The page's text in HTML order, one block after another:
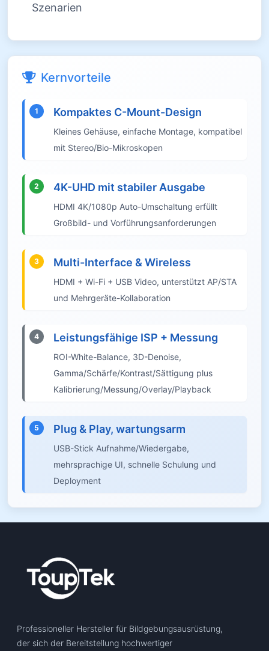
Szenarien
Kernvorteile
1 Kompaktes C-Mount-Design
Kleines Gehäuse, einfache Montage, kompatibel
mit Stereo/Bio-Mikroskopen
2 4K-UHD mit stabiler Ausgabe
HDMI 4K/1080p Auto-Umschaltung erfüllt
Großbild- und Vorführungsanforderungen
3 Multi-Interface & Wireless
HDMI + Wi-Fi + USB Video, unterstützt AP/STA
und Mehrgeräte-Kollaboration
4 Leistungsfähige ISP + Messung
ROI-White-Balance, 3D-Denoise,
Gamma/Schärfe/Kontrast/Sättigung plus
Kalibrierung/Messung/Overlay/Playback
5 Plug & Play, wartungsarm
USB-Stick Aufnahme/Wiedergabe,
mehrsprachige UI, schnelle Schulung und
Deployment
Professioneller Hersteller für Bildgebungsausrüstung,
der sich der Bereitstellung hochwertiger